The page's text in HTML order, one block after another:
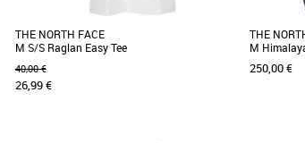
THE NORTH FACE
M S/S Raglan Easy Tee
40,00 €
26,99 €
THE
M
250,00 €